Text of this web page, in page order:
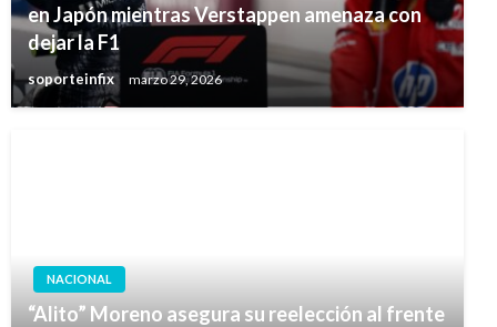
en Japón mientras Verstappen amenaza con
dejar la F1
soporteinfix marzo 29, 2026
NACIONAL
“Alito” Moreno asegura su reelección al frente